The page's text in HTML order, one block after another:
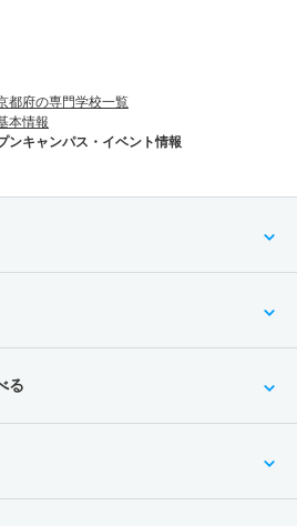
都府の専門学校一覧
本情報
ンキャンパス・イベント情報
る